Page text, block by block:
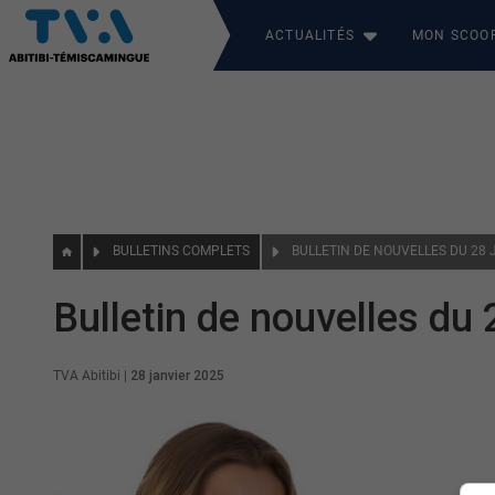
ACTUALITÉS MON
BULLETINS COMPLETS BULLETIN DE NOUVELLES DU 28
Bulletin de nouvelles du
TVA Abitibi 28 janvier 2025